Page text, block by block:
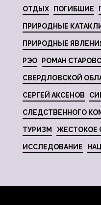
ОТДЫХ ПОГИБШИЕ
ПРИРОДНЫЕ
ПРИРОДНЫЕ
РЭО РОМАН
СВЕРДЛОВСКОЙ
СЕРГЕЙ АКСЕНОВ
СЛЕДСТВЕННОГО
ТУРИЗМ ЖЕСТОКОЕ
ИССЛЕДОВАНИЕ